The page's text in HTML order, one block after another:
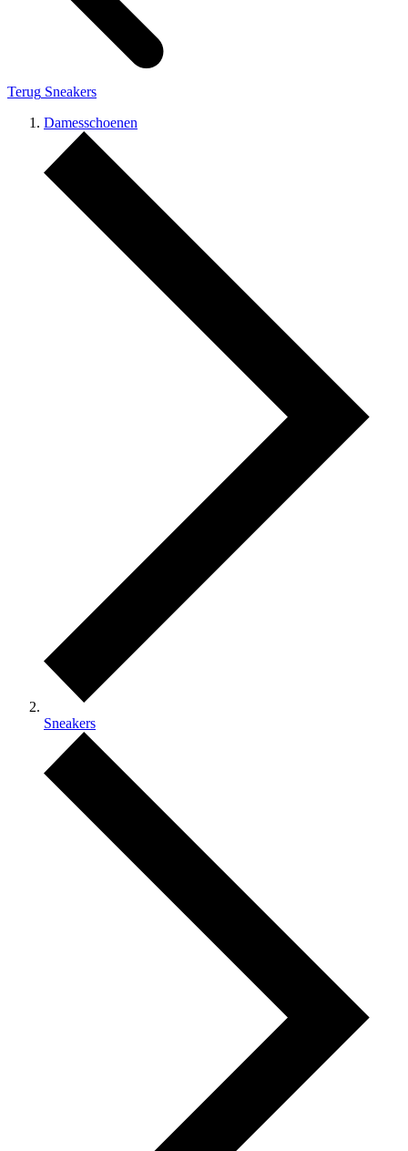
Terug Sneakers
Damesschoenen
Sneakers